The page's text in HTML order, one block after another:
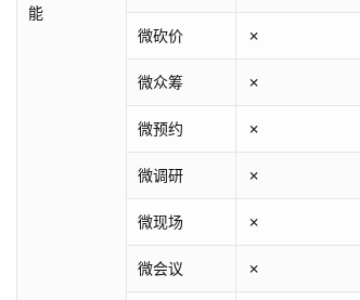
能
微砍价 ✗
微众筹 ✗
微预约 ✗
微调研 ✗
微现场 ✗
微会议 ✗